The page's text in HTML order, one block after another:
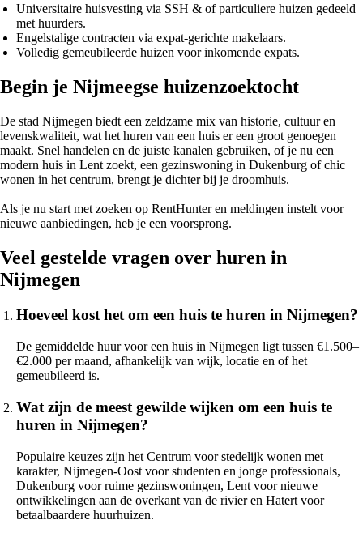
Universitaire huisvesting via SSH & of particuliere huizen gedeeld
met huurders.
Engelstalige contracten via expat‑gerichte makelaars.
Volledig gemeubileerde huizen voor inkomende expats.
Begin je Nijmeegse huizenzoektocht
De stad Nijmegen biedt een zeldzame mix van historie, cultuur en
levenskwaliteit, wat het huren van een huis er een groot genoegen
maakt. Snel handelen en de juiste kanalen gebruiken, of je nu een
modern huis in Lent zoekt, een gezinswoning in Dukenburg of chic
wonen in het centrum, brengt je dichter bij je droomhuis.
Als je nu start met zoeken op RentHunter en meldingen instelt voor
nieuwe aanbiedingen, heb je een voorsprong.
Veel gestelde vragen over huren in
Nijmegen
Hoeveel kost het om een huis te huren in Nijmegen?
De gemiddelde huur voor een huis in Nijmegen ligt tussen €1.500–
€2.000 per maand, afhankelijk van wijk, locatie en of het
gemeubileerd is.
Wat zijn de meest gewilde wijken om een huis te
huren in Nijmegen?
Populaire keuzes zijn het Centrum voor stedelijk wonen met
karakter, Nijmegen‑Oost voor studenten en jonge professionals,
Dukenburg voor ruime gezinswoningen, Lent voor nieuwe
ontwikkelingen aan de overkant van de rivier en Hatert voor
betaalbaardere huurhuizen.